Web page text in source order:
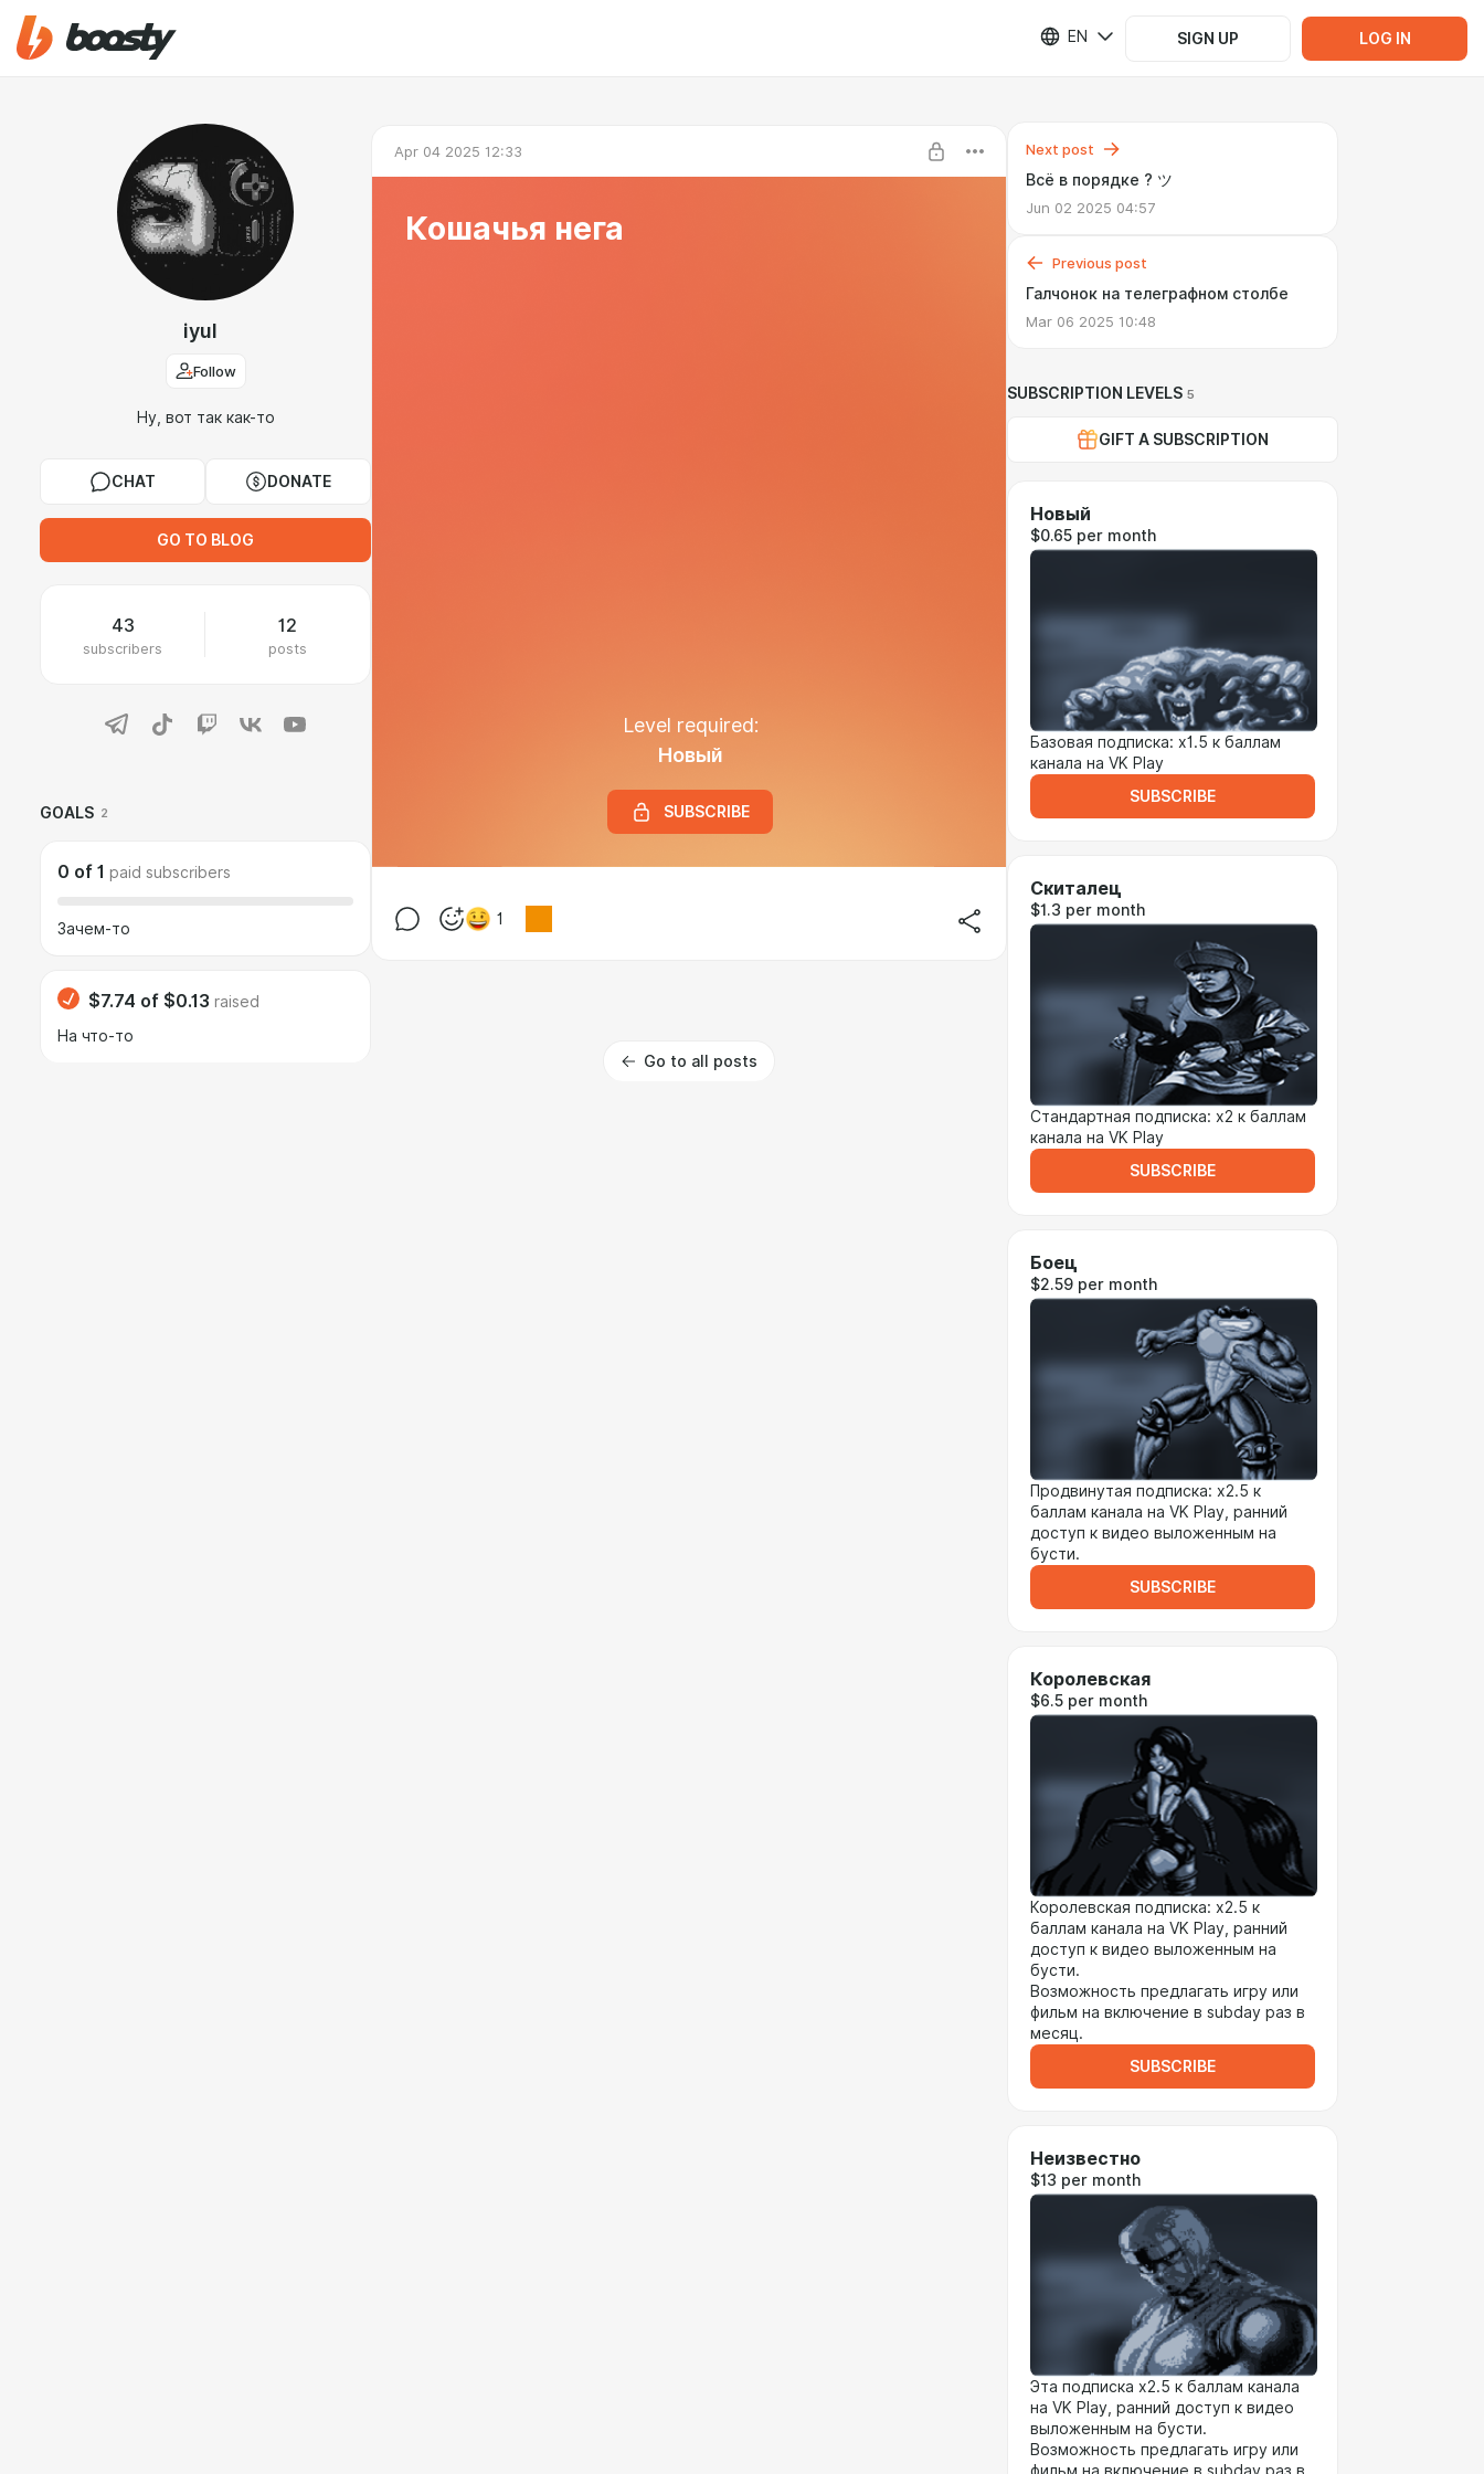
EN SIGN UP LOG IN
iyul
Follow
Ну, вот так как-то
CHAT DONATE
GO TO BLOG
43
subscribers
12
posts
GOALS 2
0 of 1 paid subscribers
Зачем-то
$7.74 of $0.13 raised
На что-то
Apr 04 2025 12:33
Кошачья нега
Level required:
Новый
SUBSCRIBE
1
Go to all posts
Next post
Всё в порядке ? ツ
Jun 02 2025 04:57
Previous post
Галчонок на телеграфном столбе
Mar 06 2025 10:48
SUBSCRIPTION LEVELS 5
GIFT A SUBSCRIPTION
Новый
$0.65 per month
Базовая подписка: x1.5 к баллам
канала на VK Play
SUBSCRIBE
Скиталец
$1.3 per month
Стандартная подписка: x2 к баллам
канала на VK Play
SUBSCRIBE
Боец
$2.59 per month
Продвинутая подписка: x2.5 к
баллам канала на VK Play, ранний
доступ к видео выложенным на
бусти.
SUBSCRIBE
Королевская
$6.5 per month
Королевская подписка: x2.5 к
баллам канала на VK Play, ранний
доступ к видео выложенным на
бусти.
Возможность предлагать игру или
фильм на включение в subday раз в
месяц.
SUBSCRIBE
Неизвестно
$13 per month
Эта подписка x2.5 к баллам канала
на VK Play, ранний доступ к видео
выложенным на бусти.
Возможность предлагать игру или